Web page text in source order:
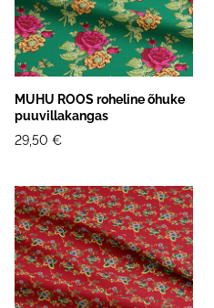
MUHU ROOS roheline õhuke
puuvillakangas
29,50 €